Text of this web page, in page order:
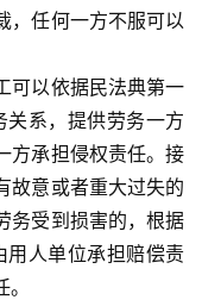
，任何一方不服可以
可以依据民法典第一
关系，提供劳务一方
方承担侵权责任。接
故意或者重大过失的
务受到损害的，根据
用人单位承担赔偿责